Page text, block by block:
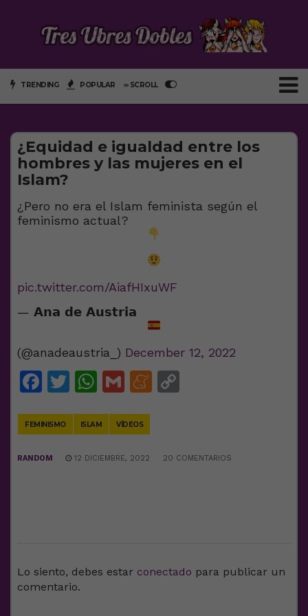
TRENDING POPULAR ∞ SCROLL
¿Equidad e igualdad entre los
hombres y las mujeres en el
Islam?
¿Pero no era el Islam feminista según el
feminismo actual?
pic.twitter.com/AiafHIxuWF
— 𝗔𝗻𝗮 𝗱𝗲 𝗔𝘂𝘀𝘁𝗿𝗶𝗮
(@anadeaustria_) December 12, 2022
Facebook
Twitter
WhatsApp
GmailMeneame
FEMINISMO ISLAM VÍDEOS
RANDOM 12 DICIEMBRE, 2022 20 COMENTARIOS
Lo siento, debes estar conectado para publicar un
comentario.